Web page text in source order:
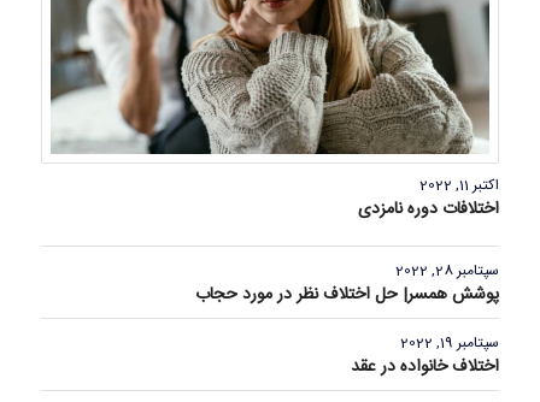
اکتبر 11, 2022
اختلافات دوره نامزدی
سپتامبر 28, 2022
پوشش همسر| حل اختلاف نظر در مورد حجاب
سپتامبر 19, 2022
اختلاف خانواده‌ در عقد